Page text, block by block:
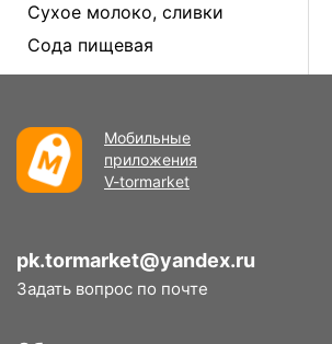
Сухое молоко, сливки
Сода пищевая
Мобильные
приложения
V-tormarket
pk.tormarket@yandex.ru
Задать вопрос по почте